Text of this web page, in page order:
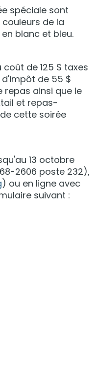
spéciale sont
de la
blanc et bleu.
de 125 $ taxes
de 55 $
repas ainsi que le
et repas-
cette soirée
13 octobre
2606 poste 232),
) ou en ligne avec
suivant :